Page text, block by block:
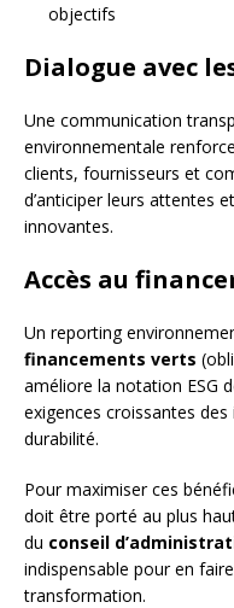
objectifs
Dialogue avec
Une communication
environnementale
clients, fournisseurs et
d’anticiper leurs attentes
innovantes.
Accès au
Un reporting
financements verts
améliore la notation ESG
exigences croissantes
durabilité.
Pour maximiser ces
doit être porté au plus
du conseil
indispensable pour en
transformation.